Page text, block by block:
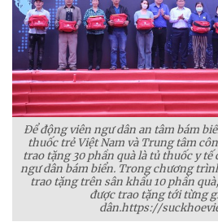
Để động viên ngư dân an tâm bám
thuốc trẻ Việt Nam và Trung tâm
trao tặng 30 phần quà là tủ thuốc y tế
ngư dân bám biển. Trong chương
trao tặng trên sân khấu 10 phần
được trao tặng tới từng
dân.https://